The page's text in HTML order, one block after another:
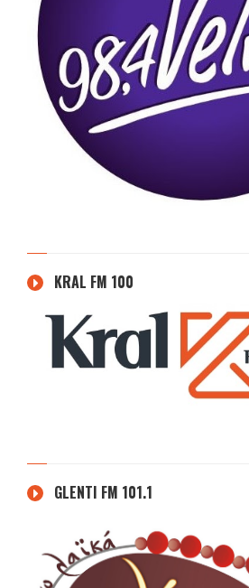
KRAL FM 100
GLENTI FM 101.1